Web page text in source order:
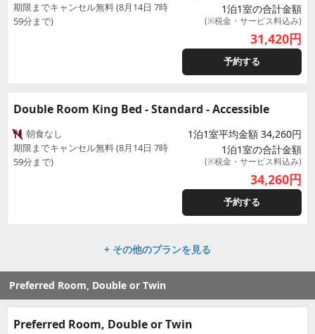
期限までキャンセル無料 (8月14日 7時
59分まで)
1泊1室の合計金額
(※税金・サービス料込み)
31,420円
予約する
Double Room King Bed - Standard - Accessible
朝食なし
期限までキャンセル無料 (8月14日 7時
59分まで)
1泊1室平均金額 34,260円
1泊1室の合計金額
(※税金・サービス料込み)
34,260円
予約する
+ その他のプランを見る
Preferred Room, Double or Twin
Preferred Room, Double or Twin